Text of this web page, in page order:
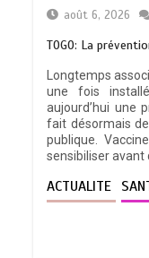
août 6, 2026
TOGO: La
Longtemps
une fois
aujourd’hui une
fait désormais
publique.
sensibiliser avant
ACTUALITE